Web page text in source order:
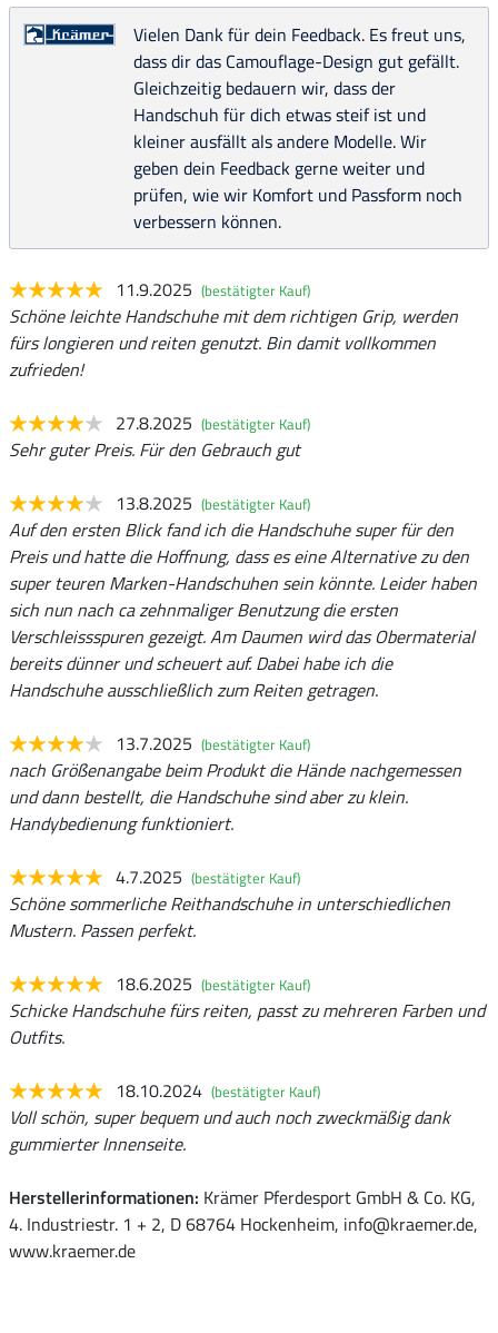
Vielen Dank für dein Feedback. Es freut uns,
dass dir das Camouflage-Design gut gefällt.
Gleichzeitig bedauern wir, dass der
Handschuh für dich etwas steif ist und
kleiner ausfällt als andere Modelle. Wir
geben dein Feedback gerne weiter und
prüfen, wie wir Komfort und Passform noch
verbessern können.
11.9.2025 (bestätigter Kauf)
Schöne leichte Handschuhe mit dem richtigen Grip, werden
fürs longieren und reiten genutzt. Bin damit vollkommen
zufrieden!
27.8.2025 (bestätigter Kauf)
Sehr guter Preis. Für den Gebrauch gut
13.8.2025 (bestätigter Kauf)
Auf den ersten Blick fand ich die Handschuhe super für den
Preis und hatte die Hoffnung, dass es eine Alternative zu den
super teuren Marken-Handschuhen sein könnte. Leider haben
sich nun nach ca zehnmaliger Benutzung die ersten
Verschleissspuren gezeigt. Am Daumen wird das Obermaterial
bereits dünner und scheuert auf. Dabei habe ich die
Handschuhe ausschließlich zum Reiten getragen.
13.7.2025 (bestätigter Kauf)
nach Größenangabe beim Produkt die Hände nachgemessen
und dann bestellt, die Handschuhe sind aber zu klein.
Handybedienung funktioniert.
4.7.2025 (bestätigter Kauf)
Schöne sommerliche Reithandschuhe in unterschiedlichen
Mustern. Passen perfekt.
18.6.2025 (bestätigter Kauf)
Schicke Handschuhe fürs reiten, passt zu mehreren Farben und
Outfits.
18.10.2024 (bestätigter Kauf)
Voll schön, super bequem und auch noch zweckmäßig dank
gummierter Innenseite.
Herstellerinformationen: Krämer Pferdesport GmbH & Co. KG,
4. Industriestr. 1 + 2, D 68764 Hockenheim, info@kraemer.de,
www.kraemer.de